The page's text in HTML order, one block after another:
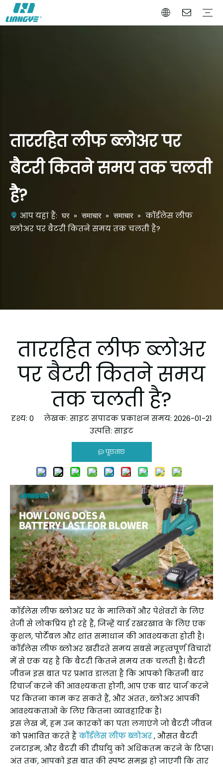
ताररहित लीफ ब्लोअर पर
बैटरी कितने समय तक चलती
है?
आप यहां हैं: घर » समाचार » समाचार » कॉर्डलेस लीफ
ब्लोअर पर बैटरी कितने समय तक चलती है?
ताररहित लीफ ब्लोअर
पर बैटरी कितने समय
तक चलती है?
दृश्य: 0 लेखक: साइट संपादक प्रकाशन समय: 2026-01-21
उत्पत्ति: साइट
पूछताछ
कॉर्डलेस लीफ ब्लोअर घर के मालिकों और पेशेवरों के लिए
तेजी से लोकप्रिय हो रहे हैं, जिन्हें यार्ड रखरखाव के लिए एक
कुशल, पोर्टेबल और शांत समाधान की आवश्यकता होती है।
कॉर्डलेस लीफ ब्लोअर खरीदते समय सबसे महत्वपूर्ण विचारों
में से एक यह है कि बैटरी कितने समय तक चलती है। बैटरी
जीवन इस बात पर प्रभाव डालता है कि आपको कितनी बार
रिचार्ज करने की आवश्यकता होगी, आप एक बार चार्ज करने
पर कितना काम कर सकते हैं, और अंततः, ब्लोअर आपकी
आवश्यकताओं के लिए कितना व्यावहारिक है।
इस लेख में, हम उन कारकों का पता लगाएंगे जो बैटरी जीवन
को प्रभावित करते हैंकॉर्डलेस लीफ ब्लोअर, औसत बैटरी
रनटाइम, और बैटरी की दीर्घायु को अधिकतम करने के टिप्स।
अंत तक, आपको इस बात की स्पष्ट समझ हो जाएगी कि तार